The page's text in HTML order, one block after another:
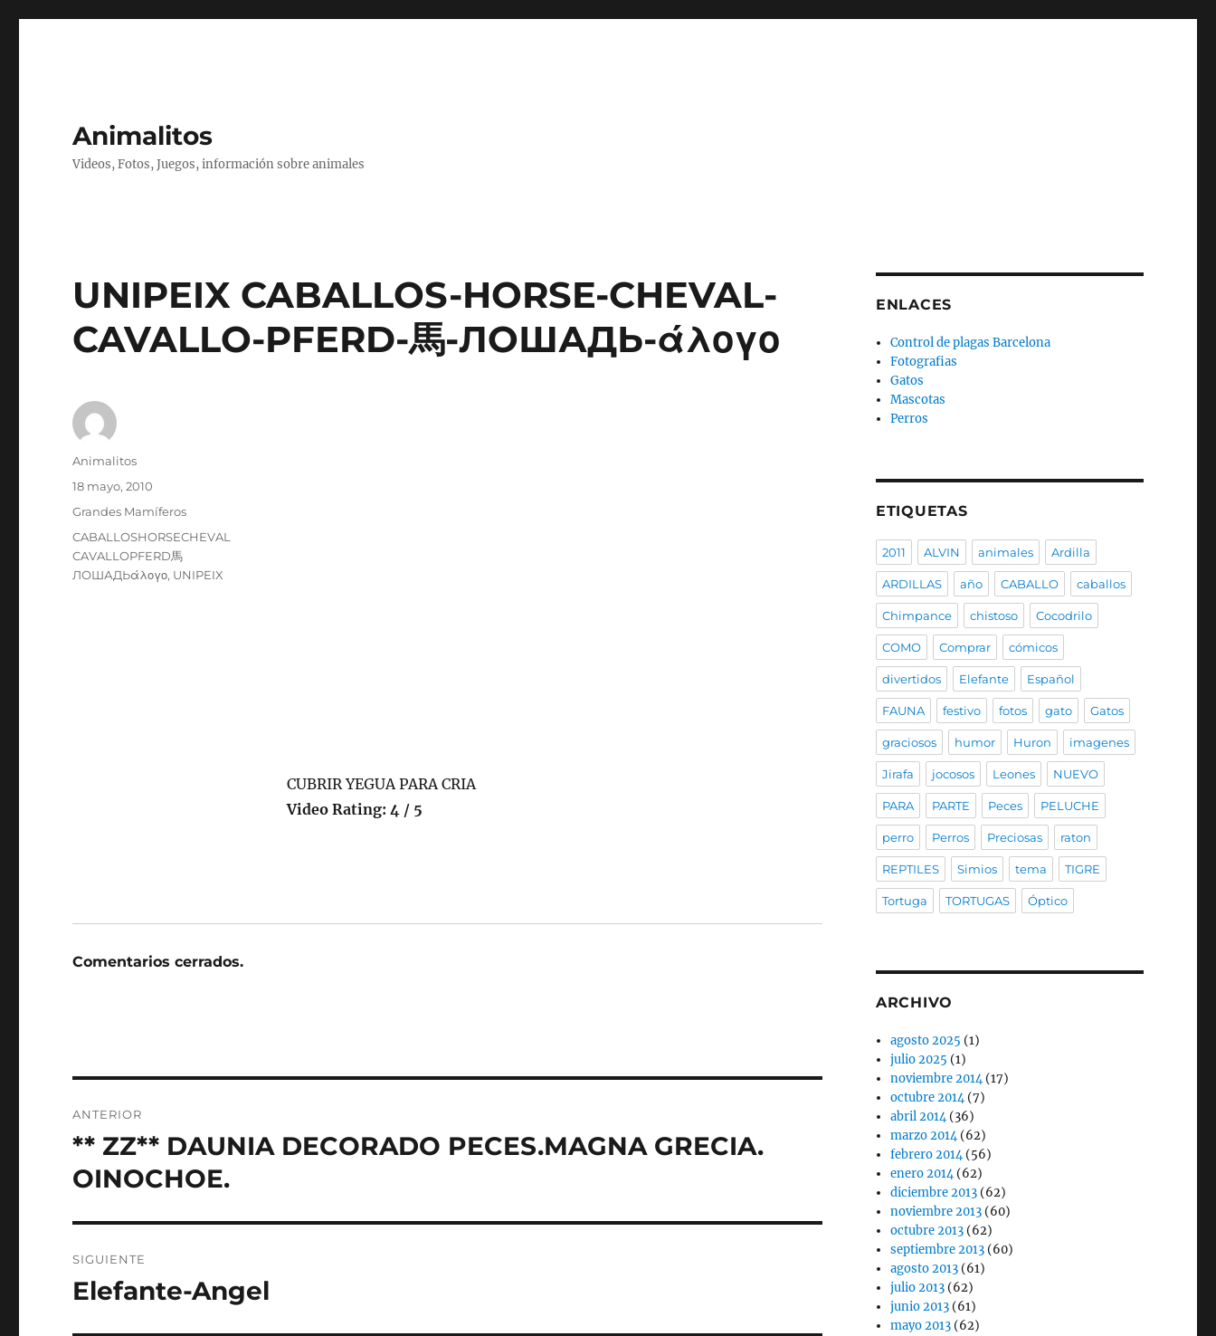
Animalitos
Videos, Fotos, Juegos, información sobre animales
UNIPEIX CABALLOS-HORSE-CHEVAL-
CAVALLO-PFERD-馬-ЛОШАДЬ-άλογο
CUBRIR YEGUA PARA CRIA
Video Rating: 4 / 5
Autor
Animalitos
Publicado
18 mayo, 2010
Categorías
Grandes Mamíferos
Etiquetas
CABALLOSHORSECHEVAL
CAVALLOPFERD馬
ЛОШАДЬάλογο, UNIPEIX
Comentarios cerrados.
de
entradas
ANTERIOR
Entrada
anterior:
** ZZ** DAUNIA DECORADO PECES.MAGNA GRECIA.
OINOCHOE.
SIGUIENTE
Entrada
Elefante-Angel
ENLACES
Control de plagas Barcelona
Fotografias
Gatos
Mascotas
Perros
ETIQUETAS
2011 ALVIN animales Ardilla
ARDILLAS año CABALLO caballos
Chimpance chistoso Cocodrilo
COMO Comprar cómicos
divertidos Elefante Español
FAUNA festivo fotos gato Gatos
graciosos humor Huron imagenes
Jirafa jocosos Leones NUEVO
PARA PARTE Peces PELUCHE
perro Perros Preciosas raton
REPTILES Simios tema TIGRE
Tortuga TORTUGAS Óptico
ARCHIVO
agosto 2025 (1)
julio 2025 (1)
noviembre 2014(17)
octubre 2014(7)
abril 2014(36)
marzo 2014(62)
febrero 2014(56)
enero 2014(62)
diciembre 2013 (62)
noviembre 2013 (60)
octubre 2013 (62)
septiembre 2013 (60)
agosto 2013 (61)
julio 2013 (62)
junio 2013 (61)
mayo 2013 (62)